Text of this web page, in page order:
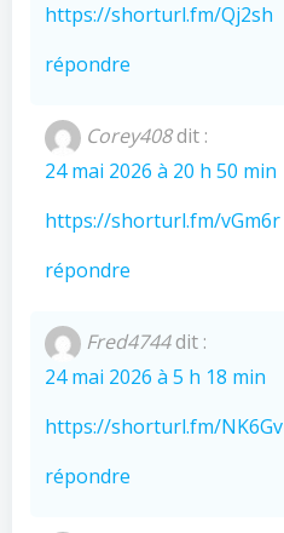
https://shorturl.fm/Qj2sh
répondre
Corey408dit :
24 mai 2026 à 20 h 50 min
https://shorturl.fm/vGm6r
répondre
Fred4744dit :
24 mai 2026 à 5 h 18 min
https://shorturl.fm/NK6Gv
répondre